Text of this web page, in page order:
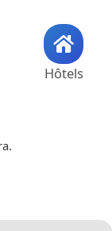
Hôtels